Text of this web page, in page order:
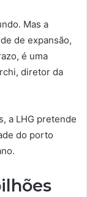
Mas a
de expansão,
é uma
diretor da
a LHG pretende
do porto